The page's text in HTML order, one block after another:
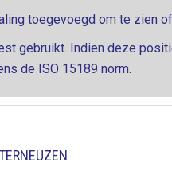
toegevoegd om te zien
gebruikt. Indien deze
de ISO 15189 norm.